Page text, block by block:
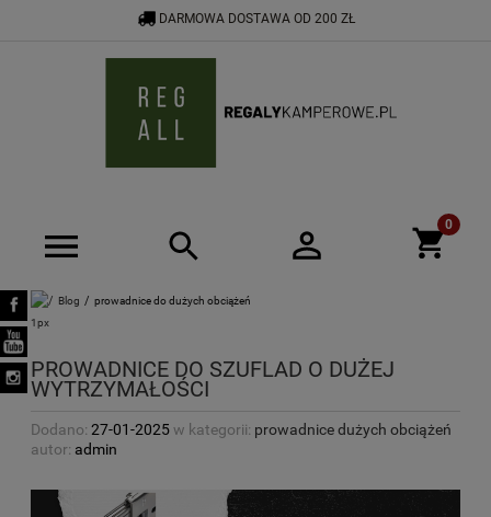
Blog prowadnice do dużych obciążeń
DARMOWA DOSTAWA OD 200 ZŁ
PROWADNICE DO SZUFLAD O DUŻEJ
WYTRZYMAŁOŚCI
Dodano: 27-01-2025w kategorii: prowadnice dużych obciążeń
autor: admin